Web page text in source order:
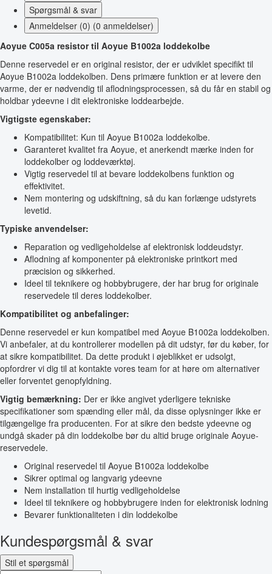
Spørgsmål & svar
Anmeldelser (0) (0 anmeldelser)
Aoyue C005a resistor til Aoyue B1002a loddekolbe
Denne reservedel er en original resistor, der er udviklet specifikt til
Aoyue B1002a loddekolben. Dens primære funktion er at levere den
varme, der er nødvendig til aflodningsprocessen, så du får en stabil og
holdbar ydeevne i dit elektroniske loddearbejde.
Vigtigste egenskaber:
Kompatibilitet: Kun til Aoyue B1002a loddekolbe.
Garanteret kvalitet fra Aoyue, et anerkendt mærke inden for
loddekolber og loddeværktøj.
Vigtig reservedel til at bevare loddekolbens funktion og
effektivitet.
Nem montering og udskiftning, så du kan forlænge udstyrets
levetid.
Typiske anvendelser:
Reparation og vedligeholdelse af elektronisk loddeudstyr.
Aflodning af komponenter på elektroniske printkort med
præcision og sikkerhed.
Ideel til teknikere og hobbybrugere, der har brug for originale
reservedele til deres loddekolber.
Kompatibilitet og anbefalinger:
Denne reservedel er kun kompatibel med Aoyue B1002a loddekolben.
Vi anbefaler, at du kontrollerer modellen på dit udstyr, før du køber, for
at sikre kompatibilitet. Da dette produkt i øjeblikket er udsolgt,
opfordrer vi dig til at kontakte vores team for at høre om alternativer
eller forventet genopfyldning.
Vigtig bemærkning: Der er ikke angivet yderligere tekniske
specifikationer som spænding eller mål, da disse oplysninger ikke er
tilgængelige fra producenten. For at sikre den bedste ydeevne og
undgå skader på din loddekolbe bør du altid bruge originale Aoyue-
reservedele.
Original reservedel til Aoyue B1002a loddekolbe
Sikrer optimal og langvarig ydeevne
Nem installation til hurtig vedligeholdelse
Ideel til teknikere og hobbybrugere inden for elektronisk lodning
Bevarer funktionaliteten i din loddekolbe
Kundespørgsmål & svar
Stil et spørgsmål